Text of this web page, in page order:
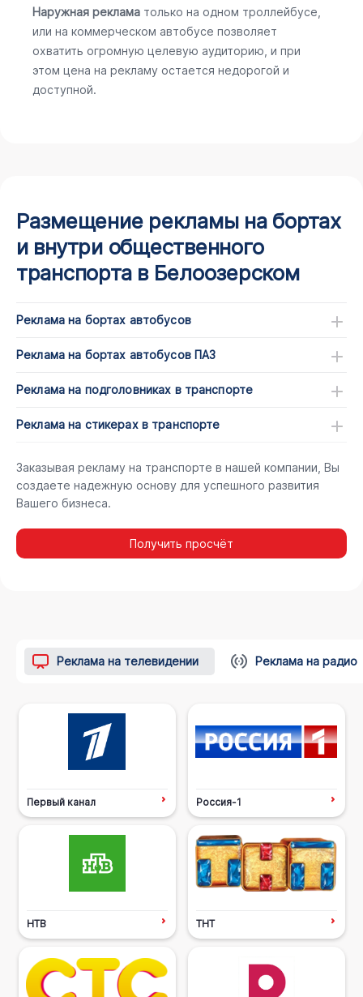
Наружная реклама только на одном троллейбусе,
или на коммерческом автобусе позволяет
охватить огромную целевую аудиторию, и при
этом цена на рекламу остается недорогой и
доступной.
Размещение рекламы на бортах
и внутри общественного
транспорта в Белоозерском
Реклама на бортах автобусов
Реклама на бортах автобусов ПАЗ
Реклама на подголовниках в транспорте
Реклама на стикерах в транспорте
Заказывая рекламу на транспорте в нашей компании, Вы
создаете надежную основу для успешного развития
Вашего бизнеса.
Получить просчёт
Реклама на телевидении Реклама на радио
Первый канал Россия-1
НТВ ТНТ